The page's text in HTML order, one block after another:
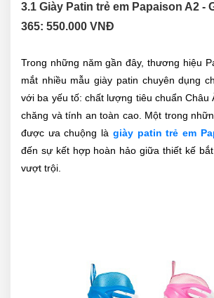
3.1 Giày Patin trẻ em Papaison A2 -
365: 550.000 VNĐ
Trong những năm gần đây, thương hiệu
mắt nhiều mẫu giày patin chuyên dụng
với ba yếu tố: chất lượng tiêu chuẩn Châu
chăng và tính an toàn cao. Một trong
được ưa chuộng là giày patin trẻ em
đến sự kết hợp hoàn hảo giữa thiết kế
vượt trội.